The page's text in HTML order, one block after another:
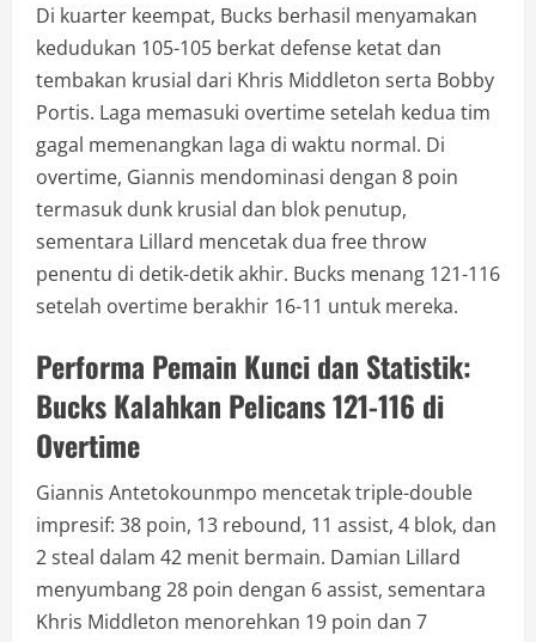
Di kuarter keempat, Bucks berhasil menyamakan
kedudukan 105-105 berkat defense ketat dan
tembakan krusial dari Khris Middleton serta Bobby
Portis. Laga memasuki overtime setelah kedua tim
gagal memenangkan laga di waktu normal. Di
overtime, Giannis mendominasi dengan 8 poin
termasuk dunk krusial dan blok penutup,
sementara Lillard mencetak dua free throw
penentu di detik-detik akhir. Bucks menang 121-116
setelah overtime berakhir 16-11 untuk mereka.
Performa Pemain Kunci dan Statistik:
Bucks Kalahkan Pelicans 121-116 di
Overtime
Giannis Antetokounmpo mencetak triple-double
impresif: 38 poin, 13 rebound, 11 assist, 4 blok, dan
2 steal dalam 42 menit bermain. Damian Lillard
menyumbang 28 poin dengan 6 assist, sementara
Khris Middleton menorehkan 19 poin dan 7